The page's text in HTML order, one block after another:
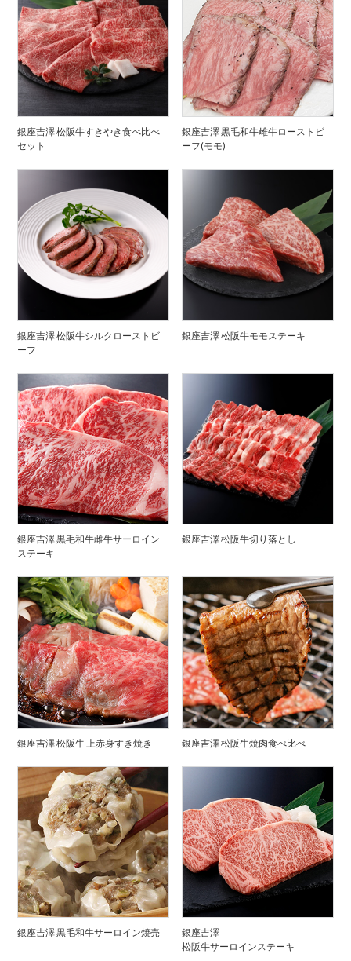
銀座吉澤 松阪牛すきやき食べ比べ
セット
銀座吉澤 黒毛和牛雌牛ローストビ
ーフ(モモ)
銀座吉澤 松阪牛シルクローストビ
ーフ
銀座吉澤 松阪牛モモステーキ
銀座吉澤 黒毛和牛雌牛サーロイン
ステーキ
銀座吉澤 松阪牛切り落とし
銀座吉澤 松阪牛 上赤身すき焼き 銀座吉澤 松阪牛焼肉食べ比べ
銀座吉澤 黒毛和牛サーロイン焼売
銀座吉澤
松阪牛サーロインステーキ